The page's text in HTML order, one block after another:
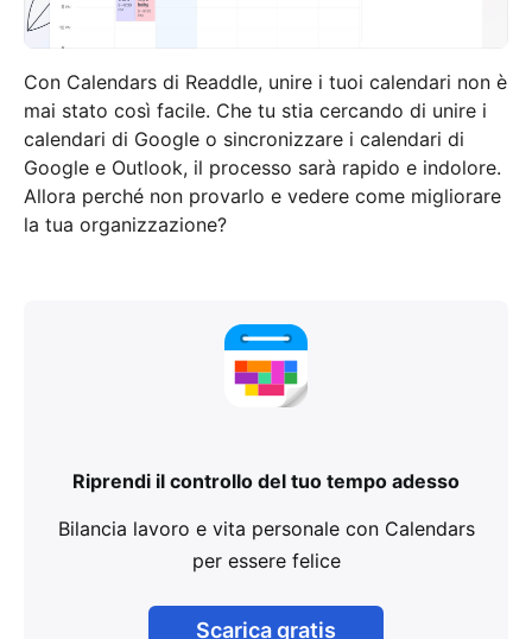
Con Calendars di Readdle, unire i tuoi calendari non è
mai stato così facile. Che tu stia cercando di unire i
calendari di Google o sincronizzare i calendari di
Google e Outlook, il processo sarà rapido e indolore.
Allora perché non provarlo e vedere come migliorare
la tua organizzazione?
Riprendi il controllo del tuo tempo adesso
Bilancia lavoro e vita personale con Calendars
per essere felice
Scarica gratis